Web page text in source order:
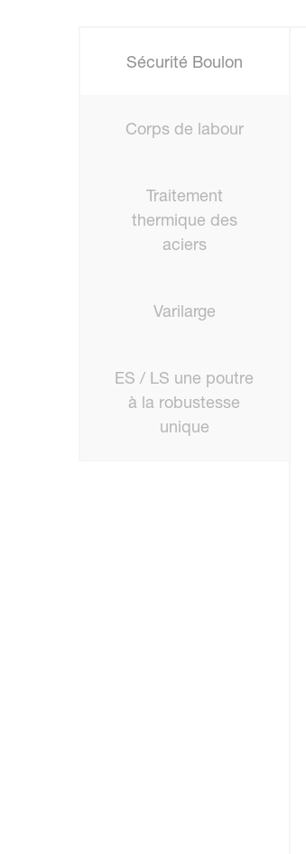
Sécurité Boulon
Corps de labour
Traitement
thermique des
aciers
Varilarge
ES / LS une poutre
à la robustesse
unique